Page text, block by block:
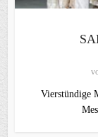
Vierstündige